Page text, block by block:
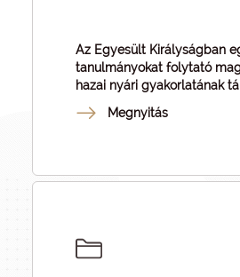
Az Egyesült Királyságban
tanulmányokat folytató
hazai nyári gyakorlatának
Megnyitás